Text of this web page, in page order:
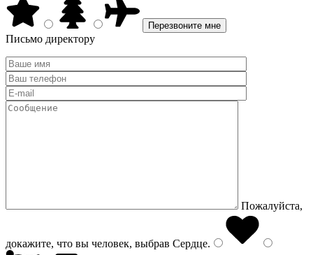
Письмо директору
Пожалуйста,
докажите, что вы человек, выбрав Сердце.